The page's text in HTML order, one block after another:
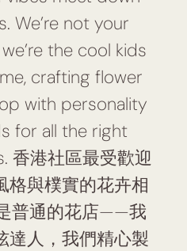
We’re not your
the cool kids
crafting flower
with personality
for all the right
香港社區最受歡迎
格與樸實的花卉相
普通的花店——我
達人，我們精心製